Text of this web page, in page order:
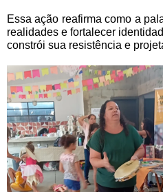
Essa ação reafirma como a
realidades e fortalecer
constrói sua resistência e